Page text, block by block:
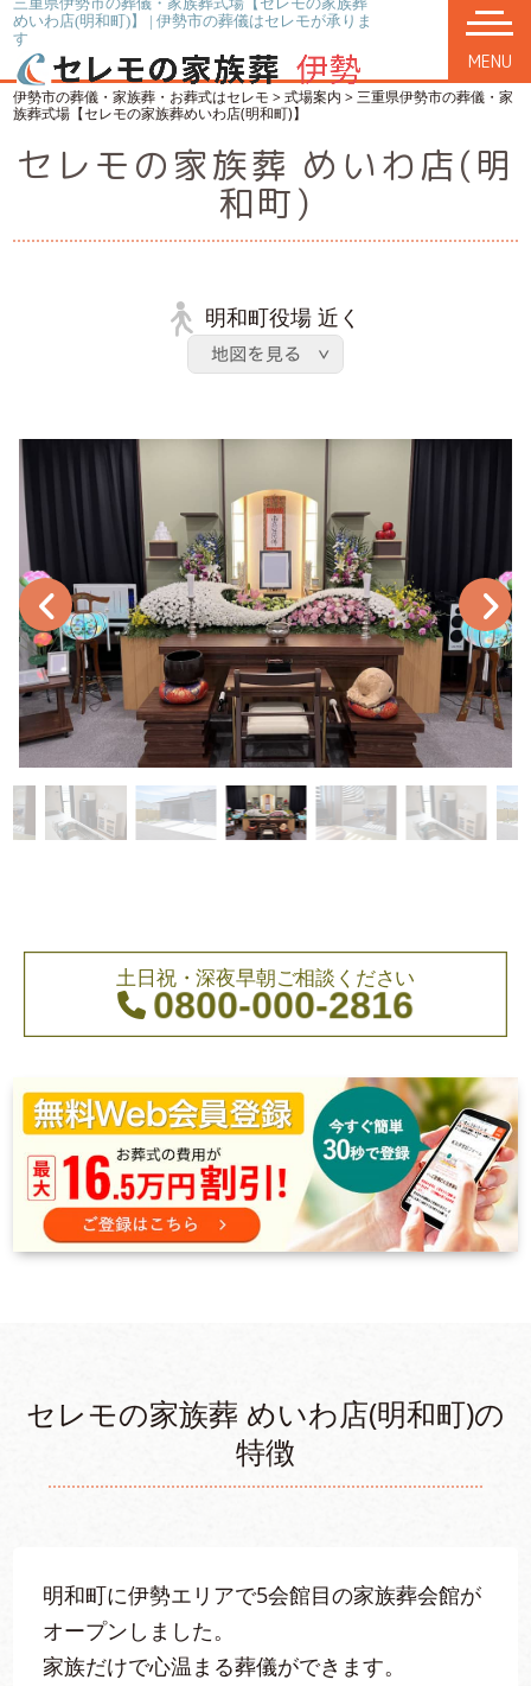
めいわ店(明和町)】 | 伊勢市の葬儀はセレモが承りま
す
MENU
伊勢市の葬儀・家族葬・お葬式はセレモ >式場案内 >三重県伊勢市の葬儀・家
族葬式場【セレモの家族葬めいわ店(明和町)】
セレモの家族葬 めいわ店(明
和町)
明和町役場 近く
土日祝・深夜早朝ご相談ください
0800-000-2816
セレモの家族葬 めいわ店(明和町)の
特徴
明和町に伊勢エリアで5会館目の家族葬会館が
オープンしました。
家族だけで心温まる葬儀ができます。